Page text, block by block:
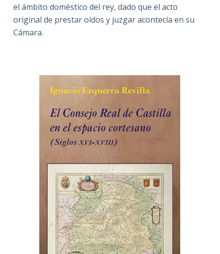
el ámbito doméstico del rey, dado que el acto
original de prestar oídos y juzgar acontecía en su
Cámara.